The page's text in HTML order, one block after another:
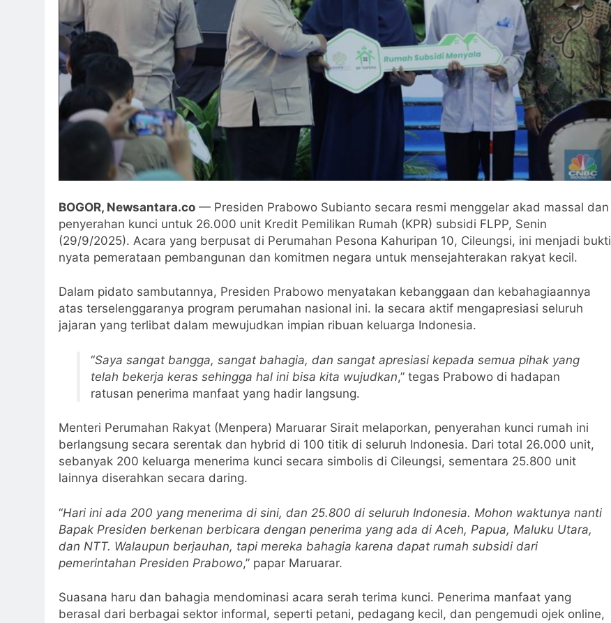
BOGOR, Newsantara.co — Presiden Prabowo Subianto secara resmi menggelar akad massal dan
penyerahan kunci untuk 26.000 unit Kredit Pemilikan Rumah (KPR) subsidi FLPP, Senin
(29/9/2025). Acara yang berpusat di Perumahan Pesona Kahuripan 10, Cileungsi, ini menjadi bukti
nyata pemerataan pembangunan dan komitmen negara untuk mensejahterakan rakyat kecil.
Dalam pidato sambutannya, Presiden Prabowo menyatakan kebanggaan dan kebahagiaannya
atas terselenggaranya program perumahan nasional ini. Ia secara aktif mengapresiasi seluruh
jajaran yang terlibat dalam mewujudkan impian ribuan keluarga Indonesia.
“Saya sangat bangga, sangat bahagia, dan sangat apresiasi kepada semua pihak yang
telah bekerja keras sehingga hal ini bisa kita wujudkan,” tegas Prabowo di hadapan
ratusan penerima manfaat yang hadir langsung.
Menteri Perumahan Rakyat (Menpera) Maruarar Sirait melaporkan, penyerahan kunci rumah ini
berlangsung secara serentak dan hybrid di 100 titik di seluruh Indonesia. Dari total 26.000 unit,
sebanyak 200 keluarga menerima kunci secara simbolis di Cileungsi, sementara 25.800 unit
lainnya diserahkan secara daring.
“Hari ini ada 200 yang menerima di sini, dan 25.800 di seluruh Indonesia. Mohon waktunya nanti
Bapak Presiden berkenan berbicara dengan penerima yang ada di Aceh, Papua, Maluku Utara,
dan NTT. Walaupun berjauhan, tapi mereka bahagia karena dapat rumah subsidi dari
pemerintahan Presiden Prabowo,” papar Maruarar.
Suasana haru dan bahagia mendominasi acara serah terima kunci. Penerima manfaat yang
berasal dari berbagai sektor informal, seperti petani, pedagang kecil, dan pengemudi ojek online,